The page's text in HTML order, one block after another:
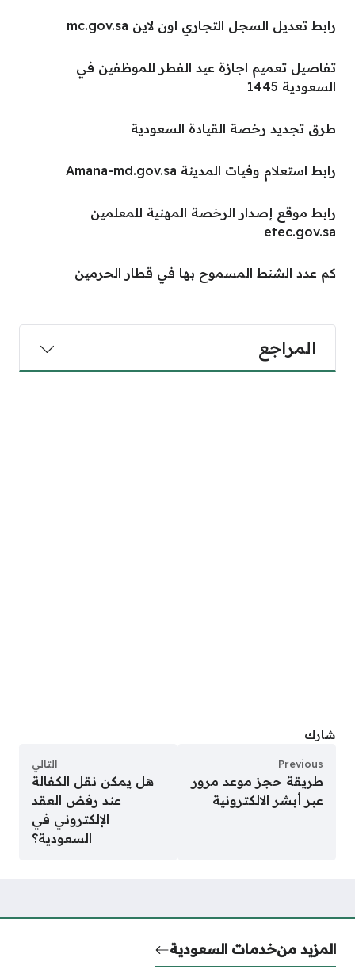
رابط تعديل السجل التجاري اون لاين mc.gov.sa
تفاصيل تعميم اجازة عيد الفطر للموظفين في
السعودية 1445
طرق تجديد رخصة القيادة السعودية
رابط استعلام وفيات المدينة Amana-md.gov.sa
رابط موقع إصدار الرخصة المهنية للمعلمين
etec.gov.sa
كم عدد الشنط المسموح بها في قطار الحرمين
المراجع
شارك
Previous
طريقة حجز موعد مرور
عبر أبشر الالكترونية
التالي
هل يمكن نقل الكفالة
عند رفض العقد
الإلكتروني في
السعودية؟
المزيد منخدمات السعودية